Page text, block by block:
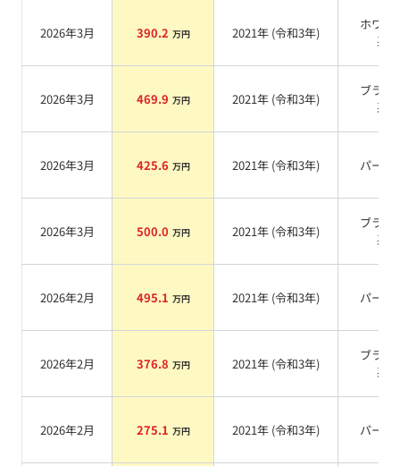
2026年3月 390.2 万円 2021年 (令和3年)
ホワイ
系
2026年3月 469.9 万円 2021年 (令和3年)
ブラッ
系
2026年3月 425.6 万円 2021年 (令和3年) パール
2026年3月 500.0 万円 2021年 (令和3年)
ブラッ
系
2026年2月 495.1 万円 2021年 (令和3年) パール
2026年2月 376.8 万円 2021年 (令和3年)
ブラッ
系
2026年2月 275.1 万円 2021年 (令和3年) パール